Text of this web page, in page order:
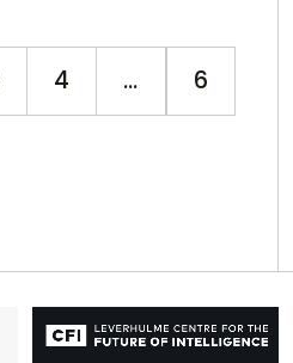
4 ... 6